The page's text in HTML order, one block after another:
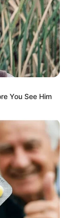
You See Him